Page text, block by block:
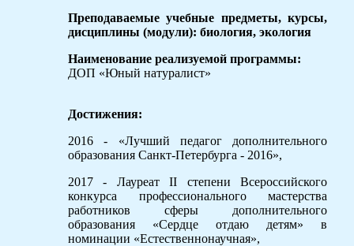
Преподаваемые учебные предметы, курсы,
дисциплины (модули): биология, экология
Наименование реализуемой программы:
ДОП «Юный натуралист»
Достижения:
2016 - «Лучший педагог дополнительного
образования Санкт-Петербурга - 2016»,
2017 - Лауреат II степени Всероссийского
конкурса профессионального мастерства
работников сферы дополнительного
образования «Сердце отдаю детям» в
номинации «Естественнонаучная»,